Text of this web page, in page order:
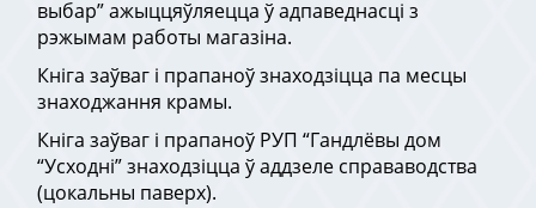
выбар” ажыццяўляецца ў адпаведнасці з
рэжымам работы магазіна.
Кніга заўваг і прапаноў знаходзіцца па месцы
знаходжання крамы.
Кніга заўваг і прапаноў РУП “Гандлёвы дом
“Усходні” знаходзіцца ў аддзеле справаводства
(цокальны паверх).